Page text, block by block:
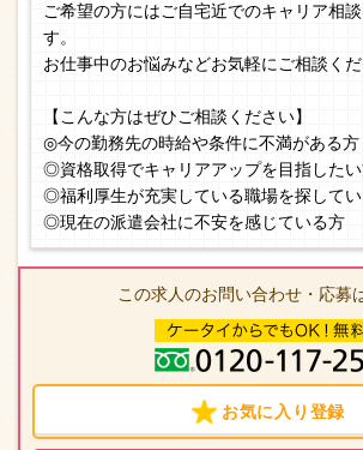
ご希望の方にはご自宅近でのキャリア相
す。
お仕事中のお悩みなどお気軽にご相談くだ
【こんな方はぜひご相談ください】
◎今の勤務先の時給や条件に不満がある方
◎資格取得でキャリアアップを目指した
◎福利厚生が充実している職場を探して
◎現在の派遣会社に不安を感じている方
この求人のお問い合わせ・応募
お気に入り登録